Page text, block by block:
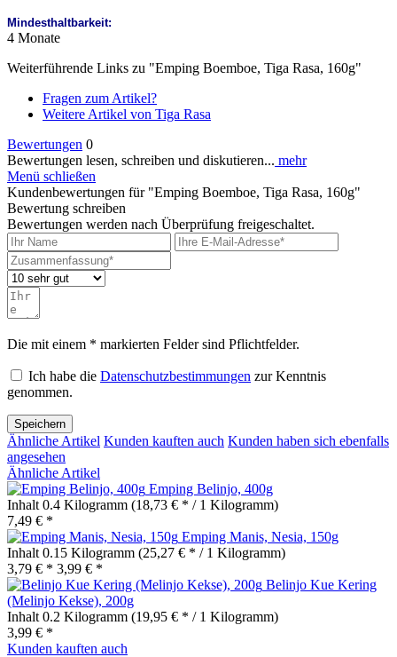
Mindesthaltbarkeit:
4 Monate
Weiterführende Links zu "Emping Boemboe, Tiga Rasa, 160g"
Fragen zum Artikel?
Weitere Artikel von Tiga Rasa
Bewertungen 0
Bewertungen lesen, schreiben und diskutieren... mehr
Menü schließen
Kundenbewertungen für "Emping Boemboe, Tiga Rasa, 160g"
Bewertung schreiben
Bewertungen werden nach Überprüfung freigeschaltet.
Die mit einem * markierten Felder sind Pflichtfelder.
Ich habe die Datenschutzbestimmungen zur Kenntnis
genommen.
Speichern
Ähnliche Artikel Kunden kauften auch Kunden haben sich ebenfalls
angesehen
Ähnliche Artikel
Emping Belinjo, 400g
Inhalt 0.4 Kilogramm (18,73 € * / 1 Kilogramm)
7,49 € *
Emping Manis, Nesia, 150g
Inhalt 0.15 Kilogramm (25,27 € * / 1 Kilogramm)
3,79 € * 3,99 € *
Belinjo Kue Kering
(Melinjo Kekse), 200g
Inhalt 0.2 Kilogramm (19,95 € * / 1 Kilogramm)
3,99 € *
Kunden kauften auch